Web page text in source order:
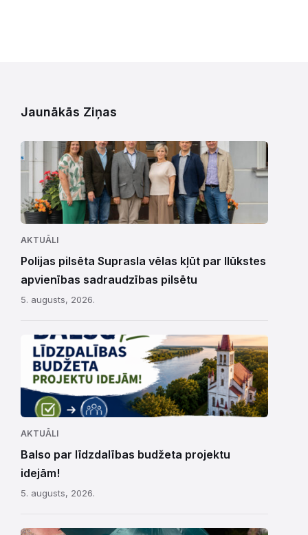
Jaunākās Ziņas
AKTUĀLI
Polijas pilsēta Suprasla vēlas kļūt par Ilūkstes
apvienības sadraudzības pilsētu
5. augusts, 2026.
AKTUĀLI
Balso par līdzdalības budžeta projektu
idejām!
5. augusts, 2026.